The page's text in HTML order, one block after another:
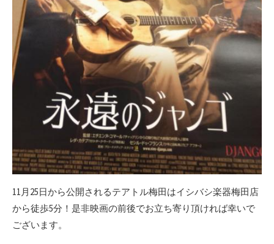
11月25日から公開されるテアトル梅田はイシバシ楽器梅田店
から徒歩5分！是非映画の前後でお立ち寄り頂ければ幸いで
ございます。